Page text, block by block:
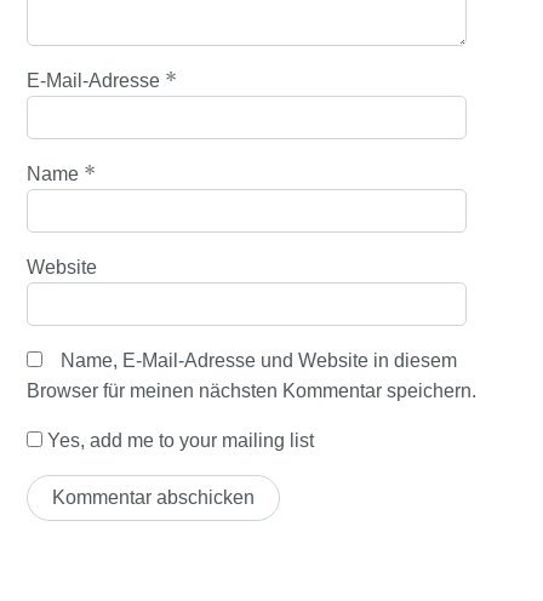
E-Mail-Adresse *
Name *
Website
Name, E-Mail-Adresse und Website in diesem
Browser für meinen nächsten Kommentar speichern.
Yes, add me to your mailing list